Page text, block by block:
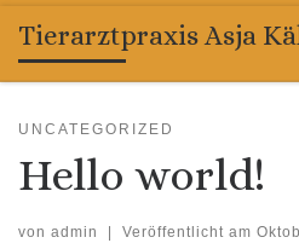
Zum Inhalt springen
Tierarztpraxis Asja
UNCATEGORIZED
Hello world!
von admin Veröffentlicht am